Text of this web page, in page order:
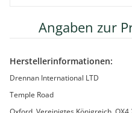
Angaben zur
Herstellerinformationen:
Drennan International LTD
Temple Road